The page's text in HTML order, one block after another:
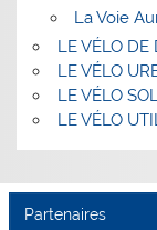
La Voie
LE VÉLO DE
LE VÉLO
LE VÉLO
LE VÉLO
Partenaires